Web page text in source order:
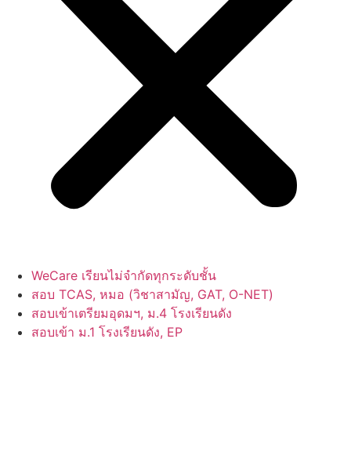
WeCare เรียนไม่จำกัดทุกระดับชั้น
สอบ TCAS, หมอ (วิชาสามัญ, GAT, O-NET)
สอบเข้าเตรียมอุดมฯ, ม.4 โรงเรียนดัง
สอบเข้า ม.1 โรงเรียนดัง, EP